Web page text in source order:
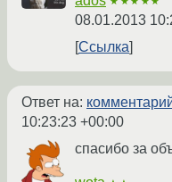
08.01.2013
Ссылка
Ответ на:
10:23:23 +00:00
спасибо за